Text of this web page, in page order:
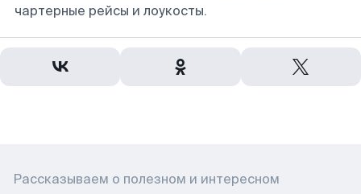
чартерные рейсы и лоукосты.
Рассказываем о полезном и интересном